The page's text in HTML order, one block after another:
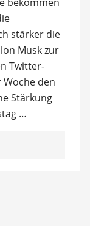
stärker die
Musk zur
Twitter-
den
Stärkung
…